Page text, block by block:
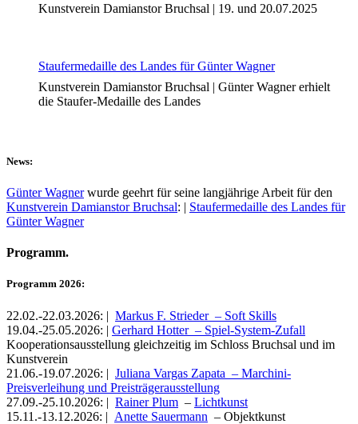
Kunstverein Damianstor Bruchsal | 19. und 20.07.2025
Staufermedaille des Landes für Günter Wagner
Kunstverein Damianstor Bruchsal | Günter Wagner erhielt
die Staufer-Medaille des Landes
News:
Günter Wagnerwurde geehrt für seine langjährige Arbeit für den
Kunstverein Damianstor Bruchsal: | Staufermedaille des Landes für
Günter Wagner
Programm.
Programm 2026:
22.02.-22.03.2026: | Markus F. Strieder – Soft Skills
19.04.-25.05.2026: | Gerhard Hotter – Spiel-System-Zufall
Kooperationsausstellung gleichzeitig im Schloss Bruchsal und im
Kunstverein
21.06.-19.07.2026: | Juliana Vargas Zapata – Marchini-
Preisverleihung und Preisträgerausstellung
27.09.-25.10.2026: | Rainer Plum – Lichtkunst
15.11.-13.12.2026: | Anette Sauermann – Objektkunst